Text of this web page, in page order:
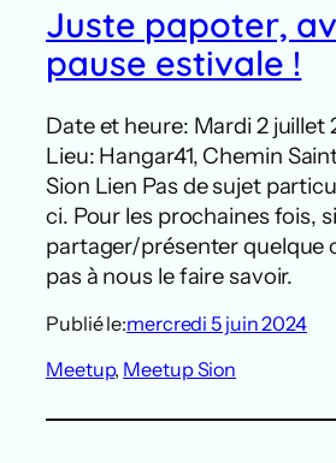
Juste papoter,
pause estivale !
Date et heure: Mardi 2 juillet
Lieu: Hangar41, Chemin
Sion Lien Pas de sujet
ci. Pour les prochaines fois,
partager/présenter quelque
pas à nous le faire savoir.
Publié le:mercredi 5 juin 2024
Meetup, Meetup Sion